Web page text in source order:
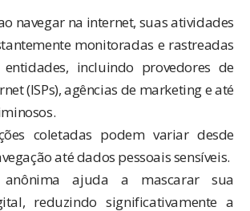
navegar na internet, suas atividades
monitoradas e rastreadas
incluindo provedores de
(ISPs), agências de marketing e até
coletadas podem variar desde
até dados pessoais sensíveis.
anônima ajuda a mascarar sua
reduzindo significativamente a